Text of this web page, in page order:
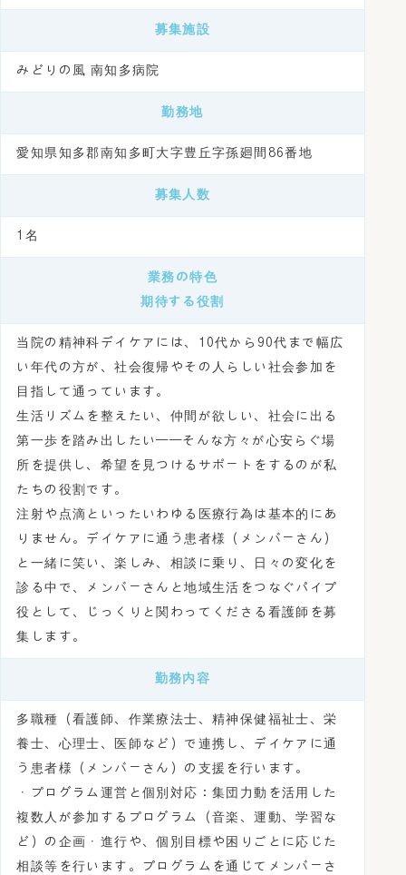
募集施設
みどりの風 南知多病院
勤務地
愛知県知多郡南知多町大字豊丘字孫廻間86番地
募集人数
1名
業務の特色
期待する役割
当院の精神科デイケアには、10代から90代まで幅広
い年代の方が、社会復帰やその人らしい社会参加を
目指して通っています。
生活リズムを整えたい、仲間が欲しい、社会に出る
第一歩を踏み出したい——そんな方々が心安らぐ場
所を提供し、希望を見つけるサポートをするのが私
たちの役割です。
注射や点滴といったいわゆる医療行為は基本的にあ
りません。デイケアに通う患者様（メンバーさん）
と一緒に笑い、楽しみ、相談に乗り、日々の変化を
診る中で、メンバーさんと地域生活をつなぐパイプ
役として、じっくりと関わってくださる看護師を募
集します。
勤務内容
多職種（看護師、作業療法士、精神保健福祉士、栄
養士、心理士、医師など）で連携し、デイケアに通
う患者様（メンバーさん）の支援を行います。
・プログラム運営と個別対応：集団力動を活用した
複数人が参加するプログラム（音楽、運動、学習な
ど）の企画・進行や、個別目標や困りごとに応じた
相談等を行います。プログラムを通じてメンバーさ